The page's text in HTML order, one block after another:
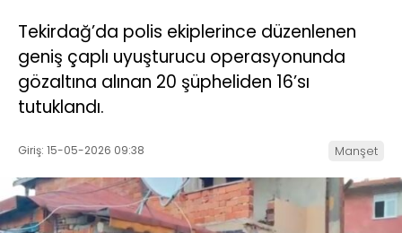
Tekirdağ’da polis ekiplerince düzenlenen
geniş çaplı uyuşturucu operasyonunda
gözaltına alınan 20 şüpheliden 16’sı
tutuklandı.
Giriş: 15-05-2026 09:38 Manşet